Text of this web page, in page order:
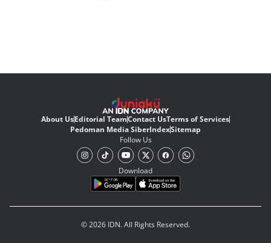
About UsEditorial TeamContact UsTerms of Services
Pedoman Media SiberIndexSitemap
Follow Us
Download
© 2026 IDN. All Rights Reserved.